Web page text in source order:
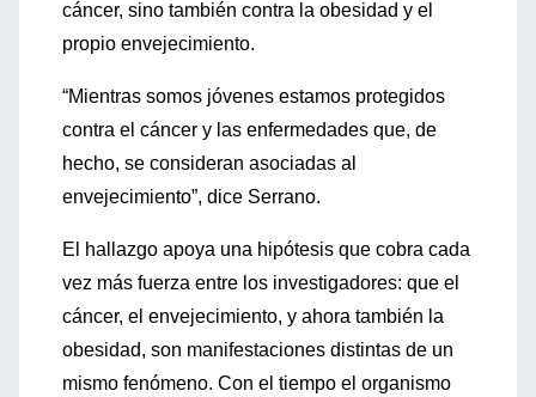
cáncer, sino también contra la obesidad y el
propio envejecimiento.
“Mientras somos jóvenes estamos protegidos
contra el cáncer y las enfermedades que, de
hecho, se consideran asociadas al
envejecimiento”, dice Serrano.
El hallazgo apoya una hipótesis que cobra cada
vez más fuerza entre los investigadores: que el
cáncer, el envejecimiento, y ahora también la
obesidad, son manifestaciones distintas de un
mismo fenómeno. Con el tiempo el organismo